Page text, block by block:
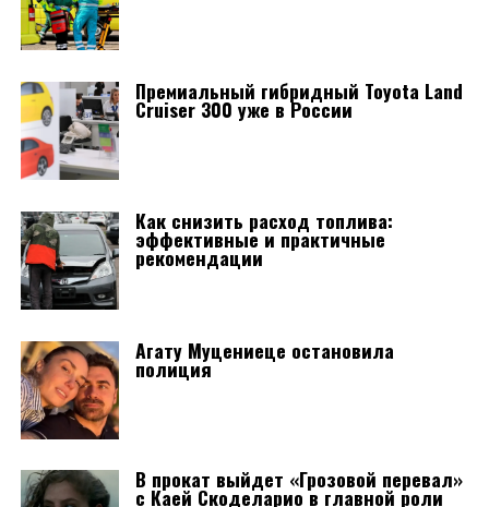
Премиальный гибридный Toyota Land
Cruiser 300 уже в России
Как снизить расход топлива:
эффективные и практичные
рекомендации
Агату Муцениеце остановила
полиция
В прокат выйдет «Грозовой перевал»
с Каей Скоделарио в главной роли